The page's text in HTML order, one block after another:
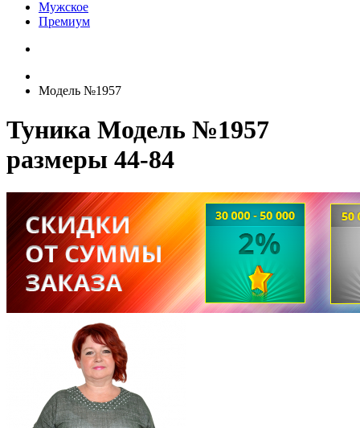
Мужское
Премиум
Модель №1957
Туника Модель №1957
размеры 44-84